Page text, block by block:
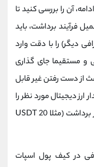
آن را بررسی کنید تا
فرآیند برداشت، باید
دیگر) را با دقت وارد
و مستقیما جای ‌گذاری
از دست رفتن غیر قابل
دیجیتال مورد نظر را
وارد کنید، به‌ طوری که از حداقل مقدار برداشت (مثلا 20 USDT
در کیف پول اسپات